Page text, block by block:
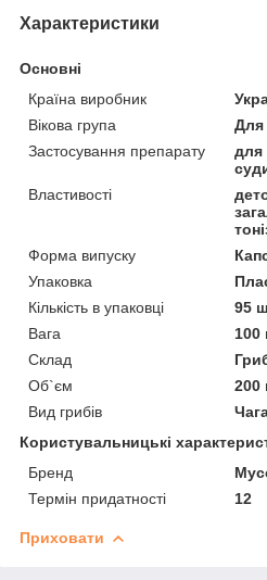
Характеристики
Основні
Країна виробник
Вікова група
Для
Застосування препарату
для
Властивості
Форма випуску
Упаковка
Кількість в упаковці
95
Вага
100
Склад
Об`єм
200
Вид грибів
Користувальницькі
Бренд
Термін придатності
12
Приховати